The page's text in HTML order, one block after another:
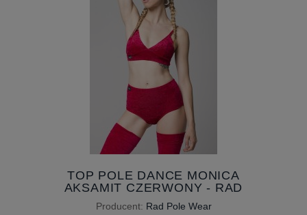
TOP POLE DANCE MONICA
AKSAMIT CZERWONY - RAD
POLE WEAR
Producent: Rad Pole Wear